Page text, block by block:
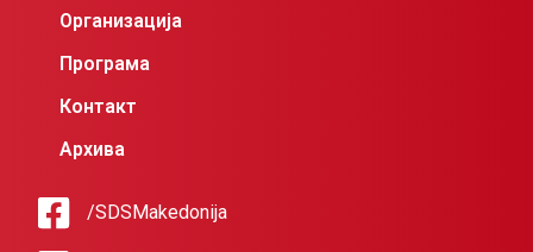
Организација
Програма
Контакт
Архива
/SDSMakedonija